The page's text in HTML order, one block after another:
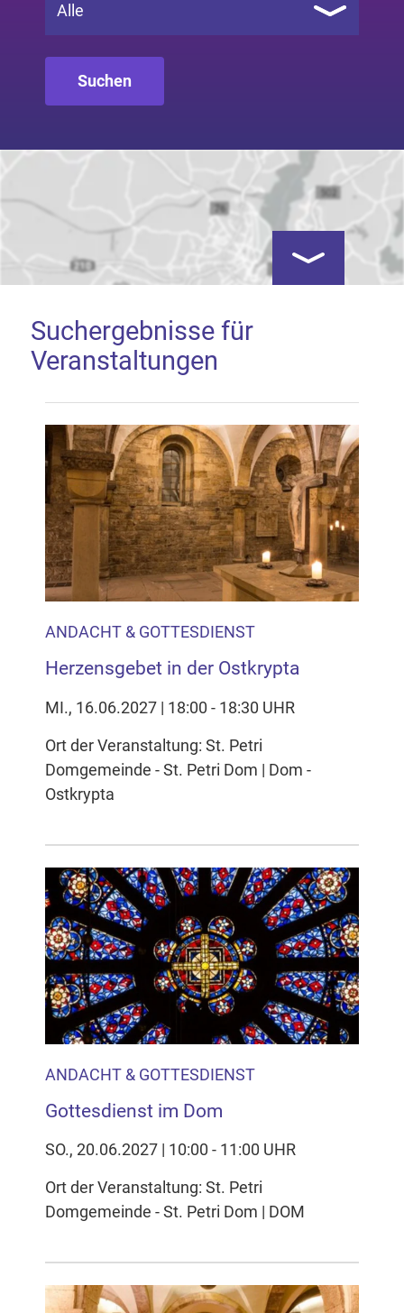
Alle
Google Map laden
Mit dem Laden der Karte akzeptieren Sie, dass die
Anwendung Google Maps beim Aktivieren von
Inhalten Cookies auf Ihrem Gerät setzt, z.B. zwecks
Reichweitenmessung und profilbasierter Werbung.
Näheres s.
zur Datenschutzerklärung
Hier können Sie Ihre Cookie-
Einstellungen anpassen
Kartenansicht
Suchergebnisse für
Veranstaltungen
ANDACHT & GOTTESDIENST
Herzensgebet in der Ostkrypta
MI., 16.06.2027 | 18:00 - 18:30 UHR
Ort der Veranstaltung: St. Petri
Domgemeinde - St. Petri Dom | Dom -
Ostkrypta
ANDACHT & GOTTESDIENST
Gottesdienst im Dom
SO., 20.06.2027 | 10:00 - 11:00 UHR
Ort der Veranstaltung: St. Petri
Domgemeinde - St. Petri Dom | DOM